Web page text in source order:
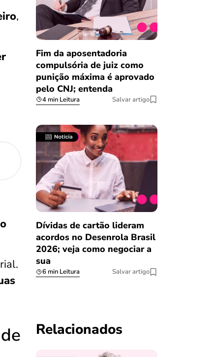
,
Fim da aposentadoria
compulsória de juiz como
punição máxima é aprovado
pelo CNJ; entenda
4 min Leitura Salvar artigo
Dívidas de cartão lideram
acordos no Desenrola Brasil
2026; veja como negociar a
sua
6 min Leitura Salvar artigo
Relacionados